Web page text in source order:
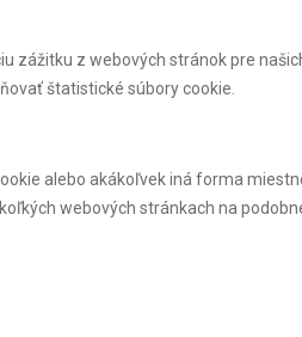
zážitku z webových stránok pre
štatistické súbory cookie.
alebo akákoľvek iná forma
webových stránkach na